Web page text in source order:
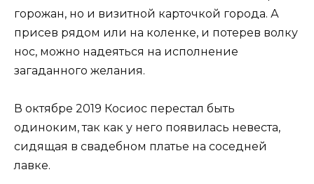
горожан, но и визитной карточкой города. А
присев рядом или на коленке, и потерев волку
нос, можно надеяться на исполнение
загаданного желания.
В октябре 2019 Косиос перестал быть
одиноким, так как у него появилась невеста,
сидящая в свадебном платье на соседней
лавке.